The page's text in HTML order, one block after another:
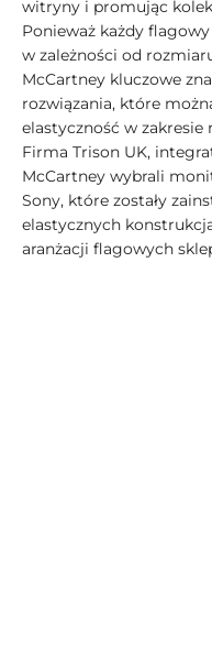
witryny i promując
Ponieważ każdy
w zależności od
McCartney kluczowe
rozwiązania, które
elastyczność w
Firma Trison UK,
McCartney wybrali
Sony, które zostały
elastycznych
aranżacji flagowych